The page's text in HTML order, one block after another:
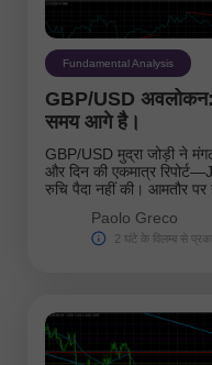
Fundamental Analysis
GBP/USD
समय आगे है।
GBP/USD मुद्रा जोड़ी ने
और दिन की एकमात्र
रुचि पैदा नहीं की। आमतौर पर
Paolo Greco
2 घंटे के विलम्ब से